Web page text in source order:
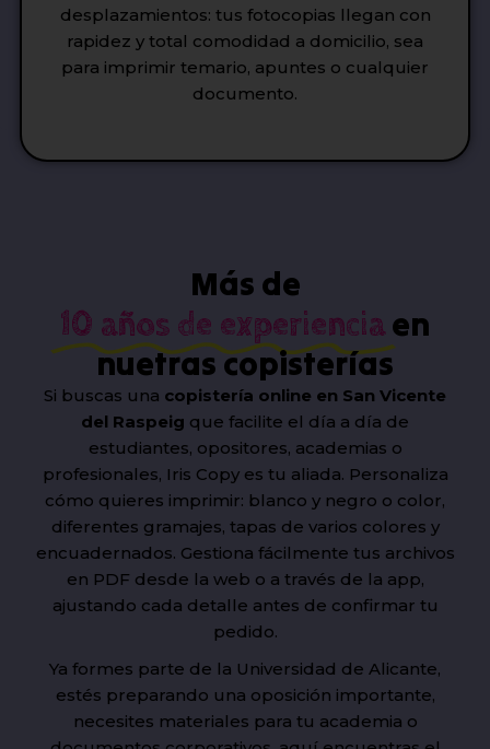
desplazamientos: tus fotocopias llegan con
rapidez y total comodidad a domicilio, sea
para imprimir temario, apuntes o cualquier
documento.
Más de
10 años de experiencia en
nuetras copisterías
Si buscas una copistería online en San Vicente
del Raspeig que facilite el día a día de
estudiantes, opositores, academias o
profesionales, Iris Copy es tu aliada. Personaliza
cómo quieres imprimir: blanco y negro o color,
diferentes gramajes, tapas de varios colores y
encuadernados. Gestiona fácilmente tus archivos
en PDF desde la web o a través de la app,
ajustando cada detalle antes de confirmar tu
pedido.
Ya formes parte de la Universidad de Alicante,
estés preparando una oposición importante,
necesites materiales para tu academia o